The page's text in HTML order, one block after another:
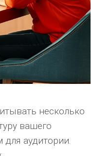
несколько
вашего
для аудитории.